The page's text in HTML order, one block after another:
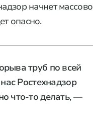
начнет массово
опасно.
труб по всей
Ростехнадзор
что-то делать, —